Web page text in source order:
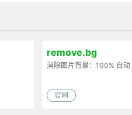
remove.bg
消除图片背景：100% 自动
官网